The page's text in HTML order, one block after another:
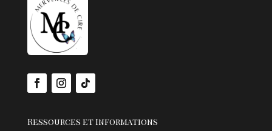
Fondants
Bijoux
Ressources et Informations